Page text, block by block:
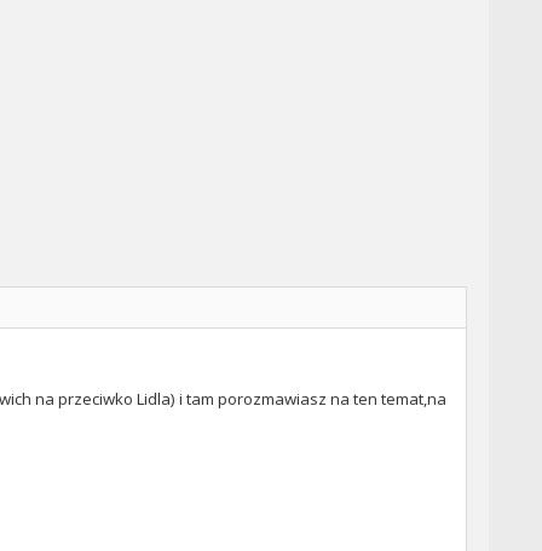
na przeciwko Lidla) i tam porozmawiasz na ten temat,na